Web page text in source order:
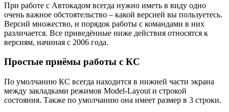
При работе с Автокадом всегда нужно иметь в виду одно
очень важное обстоятельство – какой версией вы пользуетесь.
Версий множество, и порядок работы с командами в них
различается. Все приведённые ниже действия относятся к
версиям, начиная с 2006 года.
Простые приёмы работы с КС
По умолчанию КС всегда находится в нижней части экрана
между закладками режимов Model-Layout и строкой
состояния. Также по умолчанию она имеет размер в 3 строки.